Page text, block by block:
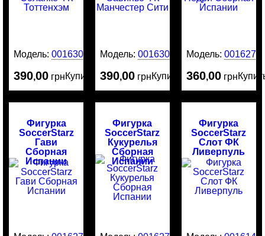
Модель:0016304
390,00 грнКупить
Модель:0016303
390,00 грнКупить
Модель: 0016275
360,00 грн
Фигурка
SoccerStarz
Гави
Сборная
Испании
Фигурка
SoccerStarz
Кукурелья
Сборная
Испании
Фигурка
SoccerStarz
Слот ФК
Ливерпуль